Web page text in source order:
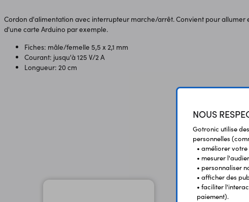
Cordon d'alimentation avec interrupteur marche/arrêt. Convient pour allumer
d'une carte Arduino par exemple.
Fiches: mâle/femelle 5,5 x 2,1 mm
Courant: jusqu'à 125 V/2 A
Longueur: 20 cm
NOUS
Gotronic utilise
personnelles
• améliorer
• mesurer
• personnaliser
• afficher des
• faciliter
paiement).